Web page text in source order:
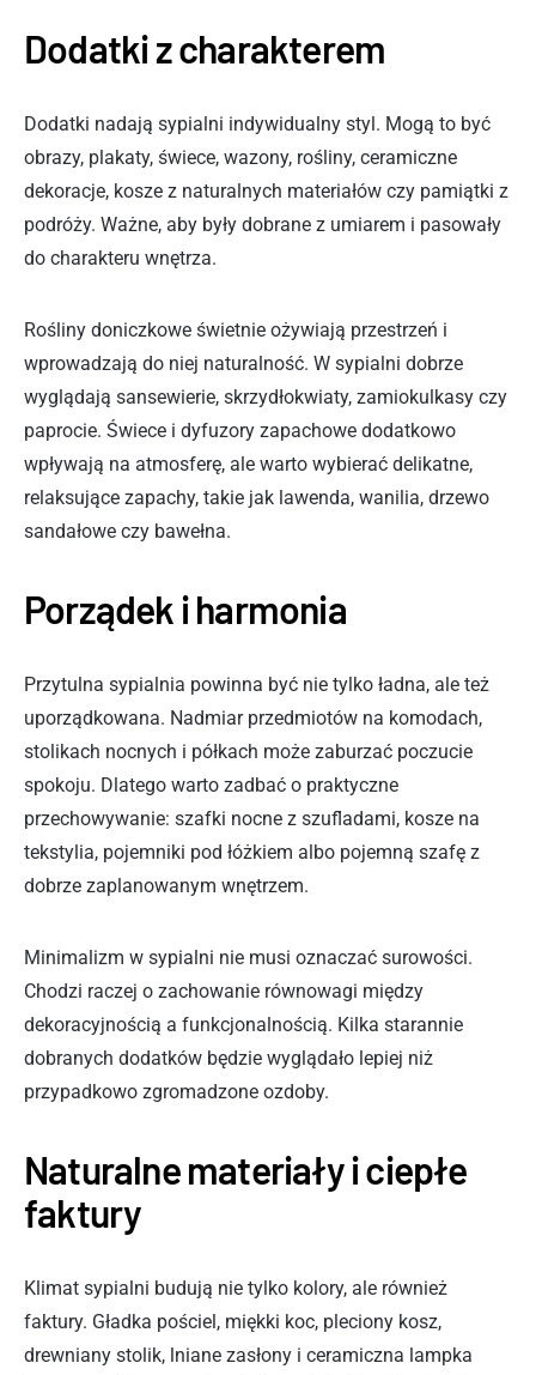
Dodatki z charakterem
Dodatki nadają sypialni indywidualny styl. Mogą to być
obrazy, plakaty, świece, wazony, rośliny, ceramiczne
dekoracje, kosze z naturalnych materiałów czy pamiątki z
podróży. Ważne, aby były dobrane z umiarem i pasowały
do charakteru wnętrza.
Rośliny doniczkowe świetnie ożywiają przestrzeń i
wprowadzają do niej naturalność. W sypialni dobrze
wyglądają sansewierie, skrzydłokwiaty, zamiokulkasy czy
paprocie. Świece i dyfuzory zapachowe dodatkowo
wpływają na atmosferę, ale warto wybierać delikatne,
relaksujące zapachy, takie jak lawenda, wanilia, drzewo
sandałowe czy bawełna.
Porządek i harmonia
Przytulna sypialnia powinna być nie tylko ładna, ale też
uporządkowana. Nadmiar przedmiotów na komodach,
stolikach nocnych i półkach może zaburzać poczucie
spokoju. Dlatego warto zadbać o praktyczne
przechowywanie: szafki nocne z szufladami, kosze na
tekstylia, pojemniki pod łóżkiem albo pojemną szafę z
dobrze zaplanowanym wnętrzem.
Minimalizm w sypialni nie musi oznaczać surowości.
Chodzi raczej o zachowanie równowagi między
dekoracyjnością a funkcjonalnością. Kilka starannie
dobranych dodatków będzie wyglądało lepiej niż
przypadkowo zgromadzone ozdoby.
Naturalne materiały i ciepłe
faktury
Klimat sypialni budują nie tylko kolory, ale również
faktury. Gładka pościel, miękki koc, pleciony kosz,
drewniany stolik, lniane zasłony i ceramiczna lampka